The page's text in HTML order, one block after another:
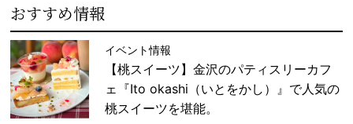
おすすめ情報
イベント情報
【桃スイーツ】金沢のパティスリーカフ
ェ『Ito okashi（いとをかし）』で人気の
桃スイーツを堪能。